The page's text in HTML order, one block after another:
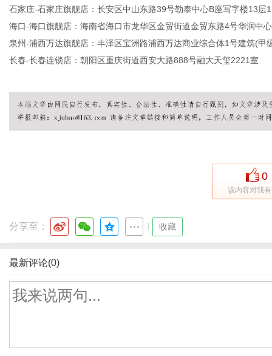
石家庄-石家庄旗舰店：长安区中山东路39号勒泰中心B座写字楼13层
海口-海口旗舰店：海南省海口市龙华区金贸街道金贸东路4号华润中心
泉州-浦西万达旗舰店：丰泽区宝洲路浦西万达商业综合体1号建筑(甲
长春-长春连锁店：朝阳区重庆街道西安大路888号融大天玺2221室
0
该内容对我
分享至： 收藏
最新评论(0)